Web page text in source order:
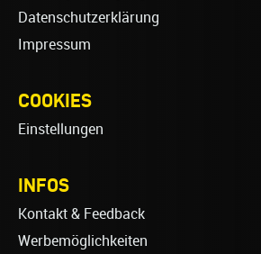
Datenschutzerklärung
Impressum
COOKIES
Einstellungen
INFOS
Kontakt & Feedback
Werbemöglichkeiten